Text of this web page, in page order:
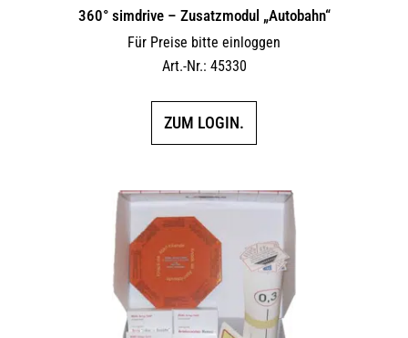
360° simdrive – Zusatzmodul „Autobahn“
Für Preise bitte einloggen
Art.-Nr.: 45330
ZUM LOGIN.